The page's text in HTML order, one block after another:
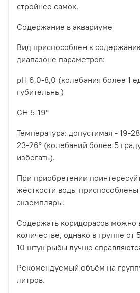
стройнее самок.
Содержание в аквариуме
Вид приспособлен к
диапазоне параметров:
pH 6,0-8,0 (колебания более 1
губительны)
GH 5-19°
Температура: допустимая - 19-
23-26° (колебаний более 5
избегать).
При приобретении
жёсткости воды
экземпляры.
Содержать коридорасов можно
количестве, однако в группе от
10 штук рыбы лучше
Рекомендуемый объём на
литров.